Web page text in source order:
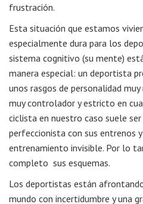
frustración.
Esta situación que estamos
especialmente dura para los
sistema cognitivo (su mente)
manera especial: un deportista
unos rasgos de personalidad
muy controlador y estricto en
ciclista en nuestro caso suele ser
perfeccionista con sus entrenos
entrenamiento invisible. Por lo
completo sus esquemas.
Los deportistas están
mundo con incertidumbre y una